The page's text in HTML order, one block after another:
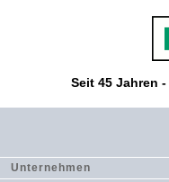
Seit 45 Jahren
Unternehmen